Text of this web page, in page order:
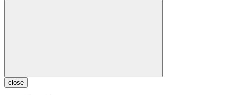
close